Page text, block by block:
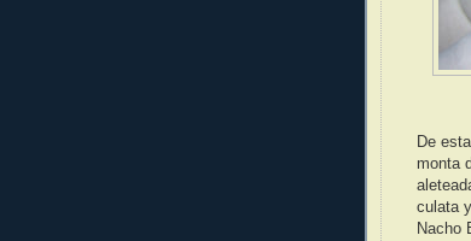
De
monta
culata
Nacho